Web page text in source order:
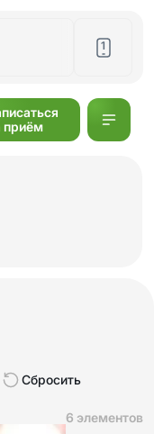
1
приём
Сбросить
6 элементов
Написать